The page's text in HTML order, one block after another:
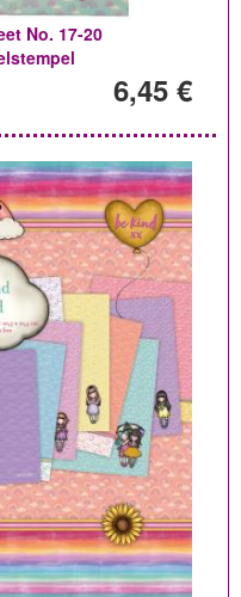
No. 17-20
6,45 €